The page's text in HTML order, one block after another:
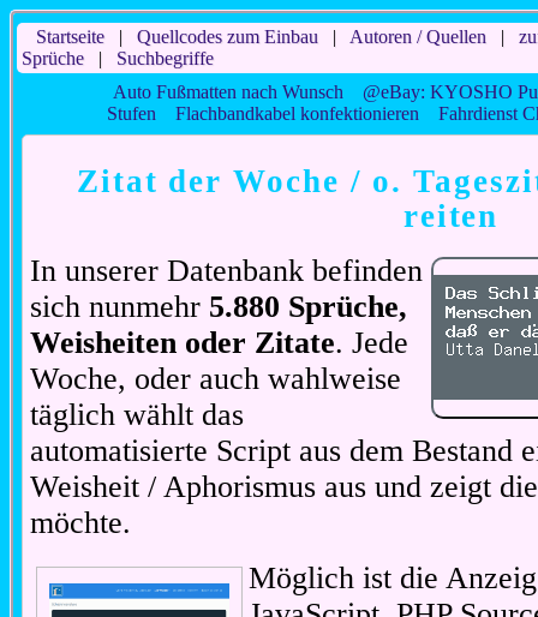
Startseite| Quellcodes zum Einbau | Autoren / Quellen |
Sprüche| Suchbegriffe
Auto Fußmatten nach Wunsch
@eBay: KYOSHO
Stufen
Flachbandkabel konfektionieren Fahrdienst
Zitat der Woche / o.
reiten
In unserer Datenbank befinden
sich nunmehr 5.880 Sprüche,
Weisheiten oder Zitate. Jede
Woche, oder auch wahlweise
täglich wählt das
automatisierte Script aus dem Bestand
Weisheit / Aphorismus aus und zeigt
möchte.
Möglich ist die